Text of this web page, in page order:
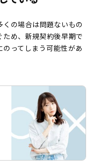
の場合は問題ないもの
め、新規契約後早期で
ってしまう可能性があ